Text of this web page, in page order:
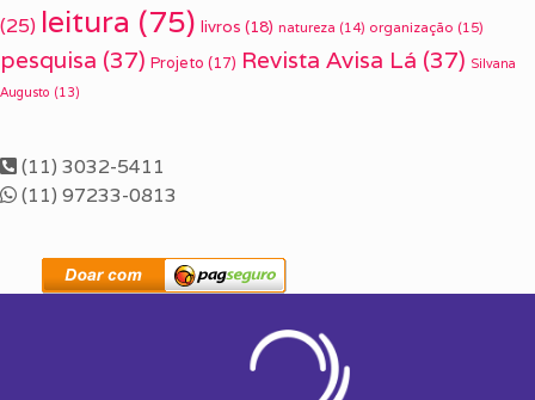
(25) leitura (75) livros (18) natureza (14) organização (15)
pesquisa (37) Projeto (17) Revista Avisa Lá (37) Silvana
Augusto (13)
(11) 3032-5411
(11) 97233-0813